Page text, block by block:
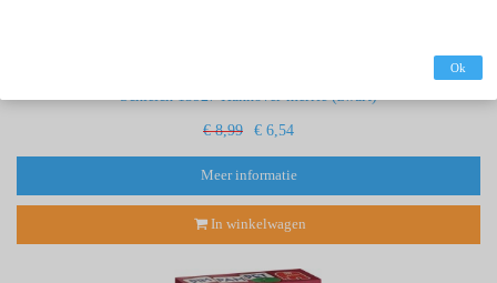
Ok
€ 8,99 € 6,54
Meer informatie
In winkelwagen